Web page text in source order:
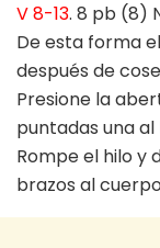
V 8-13. 8 pb (8)
De esta forma
después de
Presione la
puntadas una
Rompe el hilo y
brazos al